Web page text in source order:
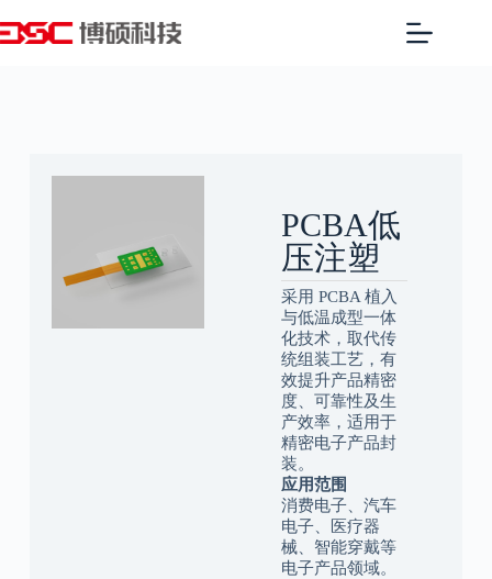
PCBA低
压注塑
采用 PCBA 植入
与低温成型一体
化技术，取代传
统组装工艺，有
效提升产品精密
度、可靠性及生
产效率，适用于
精密电子产品封
装。
应用范围
消费电子、汽车
电子、医疗器
械、智能穿戴等
电子产品领域。